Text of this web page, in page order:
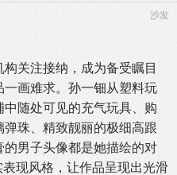
沙发
关注接纳，成为备受瞩目
画难求。孙一钿从塑料玩
随处可见的充气玩具、购
珠、精致靓丽的极细高跟
男子头像都是她描绘的对
现风格，让作品呈现出光滑